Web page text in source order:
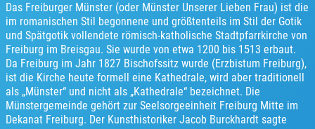
Das Freiburger Münster (oder Münster Unserer Lieben Frau) ist die
im romanischen Stil begonnene und größtenteils im Stil der Gotik
und Spätgotik vollendete römisch-katholische Stadtpfarrkirche von
Freiburg im Breisgau. Sie wurde von etwa 1200 bis 1513 erbaut.
Da Freiburg im Jahr 1827 Bischofssitz wurde (Erzbistum Freiburg),
ist die Kirche heute formell eine Kathedrale, wird aber traditionell
als „Münster“ und nicht als „Kathedrale“ bezeichnet. Die
Münstergemeinde gehört zur Seelsorgeeinheit Freiburg Mitte im
Dekanat Freiburg. Der Kunsthistoriker Jacob Burckhardt sagte